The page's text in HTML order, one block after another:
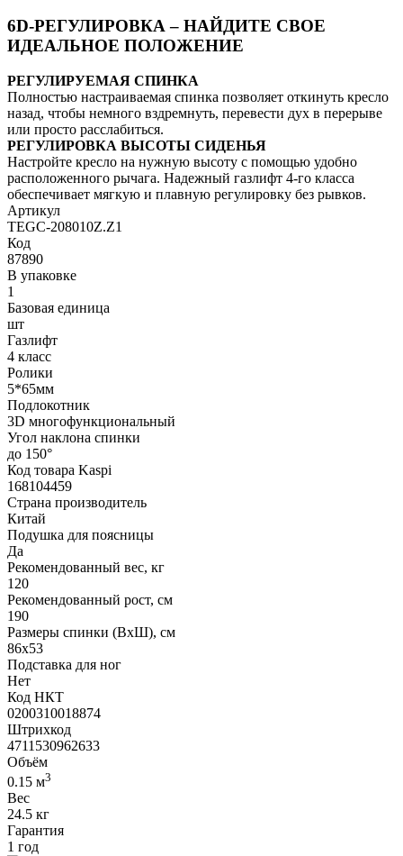
6D-РЕГУЛИРОВКА – НАЙДИТЕ СВОЕ
ИДЕАЛЬНОЕ ПОЛОЖЕНИЕ
РЕГУЛИРУЕМАЯ СПИНКА
Полностью настраиваемая спинка позволяет откинуть кресло
назад, чтобы немного вздремнуть, перевести дух в перерыве
или просто расслабиться.
РЕГУЛИРОВКА ВЫСОТЫ СИДЕНЬЯ
Настройте кресло на нужную высоту с помощью удобно
расположенного рычага. Надежный газлифт 4-го класса
обеспечивает мягкую и плавную регулировку без рывков.
Артикул
TEGC-208010Z.Z1
Код
87890
В упаковке
1
Базовая единица
шт
Газлифт
4 класс
Ролики
5*65мм
Подлокотник
3D многофункциональный
Угол наклона спинки
до 150°
Код товара Kaspi
168104459
Страна производитель
Китай
Подушка для поясницы
Да
Рекомендованный вес, кг
120
Рекомендованный рост, см
190
Размеры спинки (ВхШ), см
86x53
Подставка для ног
Нет
Код НКТ
0200310018874
Штрихкод
4711530962633
Объём
0.15 м3
Вес
24.5 кг
Гарантия
1 год